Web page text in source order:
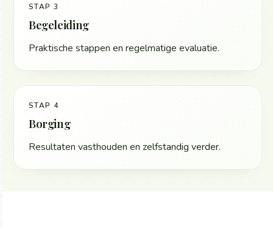
STAP 3
Begeleiding
Praktische stappen en regelmatige evaluatie.
STAP 4
Borging
Resultaten vasthouden en zelfstandig verder.